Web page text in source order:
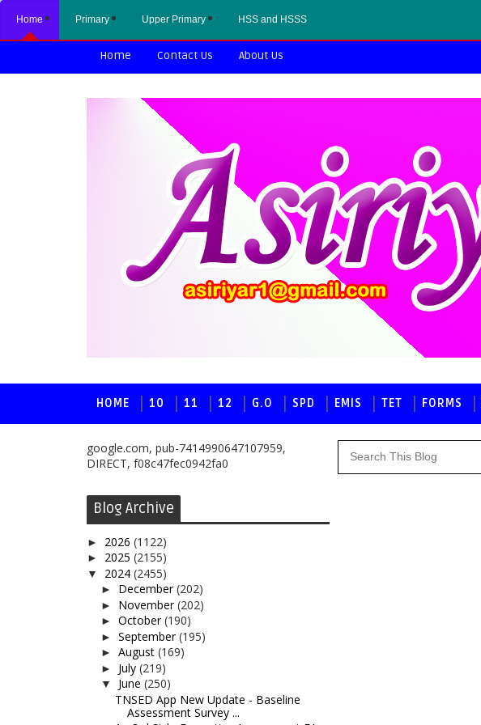
Home Primary Upper Primary HSS and HSSS
Home Contact Us About Us
HOME 10 11 12 G.O SPD EMIS TET FORMS
google.com, pub-7414990647107959,
DIRECT, f08c47fec0942fa0
Blog Archive
► 2026 (1122)
► 2025 (2155)
▼ 2024 (2455)
► December(202)
► November(202)
► October(190)
► September(195)
► August (169)
► July (219)
▼ June (250)
TNSED App New Update - Baseline
Assessment Survey ...